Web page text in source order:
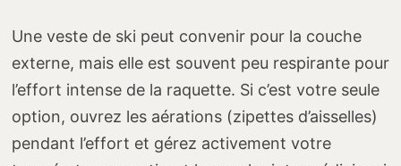
Une veste de ski peut convenir pour la couche
externe, mais elle est souvent peu respirante pour
l’effort intense de la raquette. Si c’est votre seule
option, ouvrez les aérations (zipettes d’aisselles)
pendant l’effort et gérez activement votre